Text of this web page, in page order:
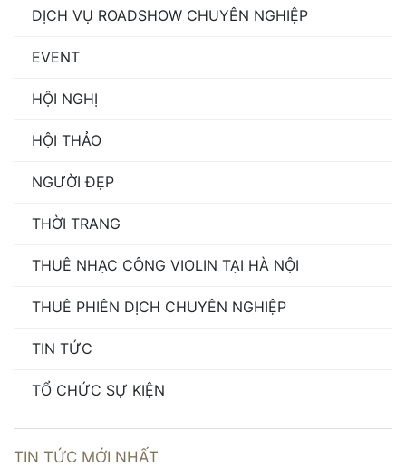
DỊCH VỤ ROADSHOW CHUYÊN NGHIỆP
EVENT
HỘI NGHỊ
HỘI THẢO
NGƯỜI ĐẸP
THỜI TRANG
THUÊ NHẠC CÔNG VIOLIN TẠI HÀ NỘI
THUÊ PHIÊN DỊCH CHUYÊN NGHIỆP
TIN TỨC
TỔ CHỨC SỰ KIỆN
TIN TỨC MỚI NHẤT